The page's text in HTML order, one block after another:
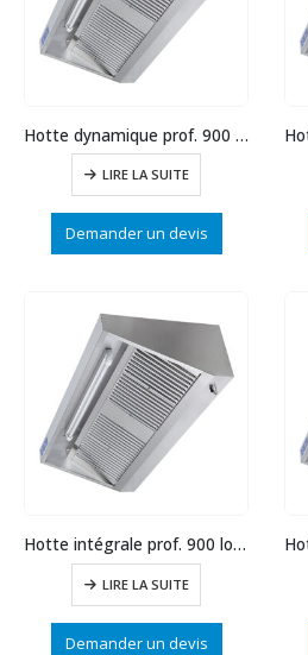
Hotte dynamique prof. 900 long.1000
LIRE LA SUITE
Demander un devis
Hotte intégrale prof. 900 long.2500
LIRE LA SUITE
Demander un devis